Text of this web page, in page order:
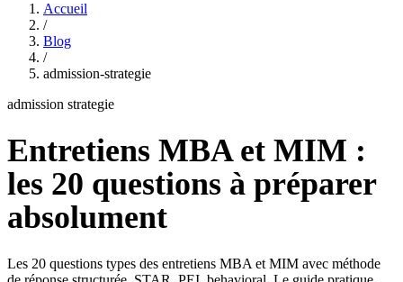
Accueil
/
Blog
/
admission-strategie
admission strategie
Entretiens MBA et MIM :
les 20 questions à préparer
absolument
Les 20 questions types des entretiens MBA et MIM avec méthode